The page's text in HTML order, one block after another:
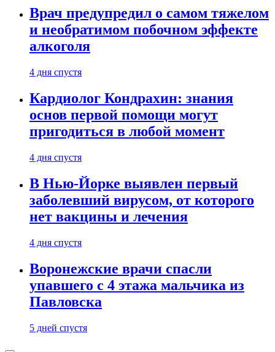
Врач предупредил о самом тяжелом
и необратимом побочном эффекте
алкоголя
4 дня спустя
Кардиолог Кондрахин: знания
основ первой помощи могут
пригодиться в любой момент
4 дня спустя
В Нью-Йорке выявлен первый
заболевший вирусом, от которого
нет вакцины и лечения
4 дня спустя
Воронежские врачи спасли
упавшего с 4 этажа мальчика из
Павловска
5 дней спустя